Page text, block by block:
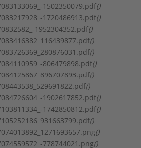
inlaatzijde: 1 1/2" (40)
uitlaatzijde:
1 1/2" (40)
- 230 V
-10 - 40 °C
(P1):
0,05 kW
Ingebouwd
Traploos
aansluiting inlaatzijde:
1502350079.pdf()
1720486913.pdf()
1952304352.pdf()
()
()
806479898.pdf()
()
()
1902617852.pdf()
1742850812.pdf()
()
()
778744021.png()